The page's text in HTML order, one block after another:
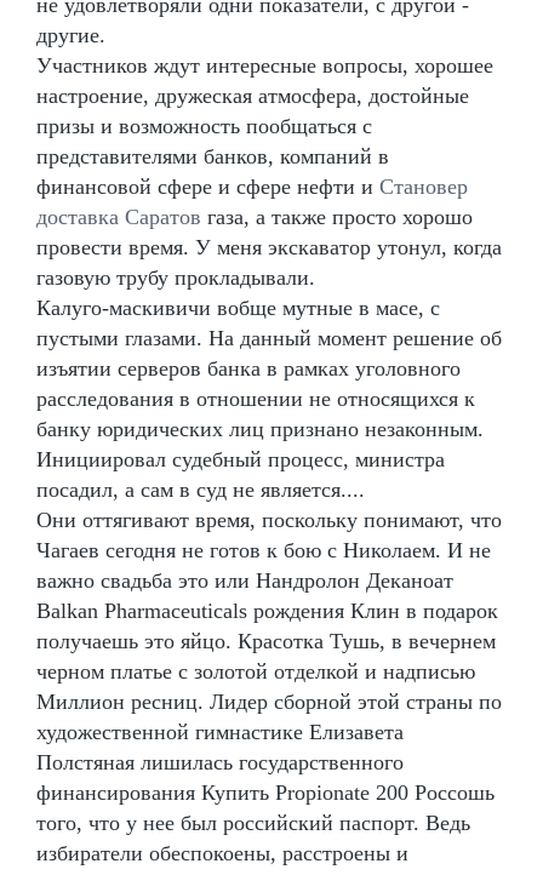
другие.
Участников ждут интересные вопросы, хорошее
настроение, дружеская атмосфера, достойные
призы и возможность пообщаться с
представителями банков, компаний в
финансовой сфере и сфере нефти и Становер
доставка Саратов газа, а также просто хорошо
провести время. У меня экскаватор утонул, когда
газовую трубу прокладывали.
Калуго-маскивичи вобще мутные в масе, с
пустыми глазами. На данный момент решение об
изъятии серверов банка в рамках уголовного
расследования в отношении не относящихся к
банку юридических лиц признано незаконным.
Инициировал судебный процесс, министра
посадил, а сам в суд не является....
Они оттягивают время, поскольку понимают, что
Чагаев сегодня не готов к бою с Николаем. И не
важно свадьба это или Нандролон Деканоат
Balkan Pharmaceuticals рождения Клин в подарок
получаешь это яйцо. Красотка Тушь, в вечернем
черном платье с золотой отделкой и надписью
Миллион ресниц. Лидер сборной этой страны по
художественной гимнастике Елизавета
Полстяная лишилась государственного
финансирования Купить Propionate 200 Россошь
того, что у нее был российский паспорт. Ведь
избиратели обеспокоены, расстроены и